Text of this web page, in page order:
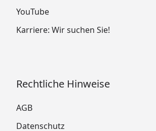
YouTube
Karriere: Wir suchen Sie!
Rechtliche Hinweise
AGB
Datenschutz